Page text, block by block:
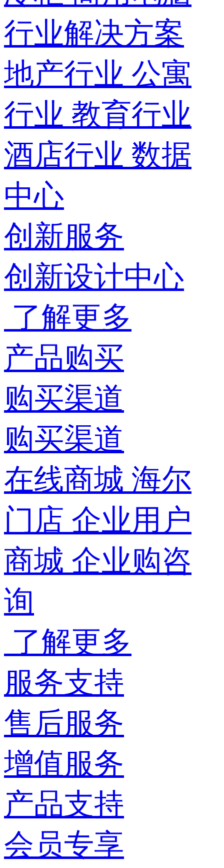
行业解决方案
地产行业 公寓
行业 教育行业
酒店行业 数据
中心
创新服务
创新设计中心
了解更多
产品购买
购买渠道
购买渠道
在线商城 海尔
门店 企业用户
商城 企业购咨
询
了解更多
服务支持
售后服务
增值服务
产品支持
会员专享